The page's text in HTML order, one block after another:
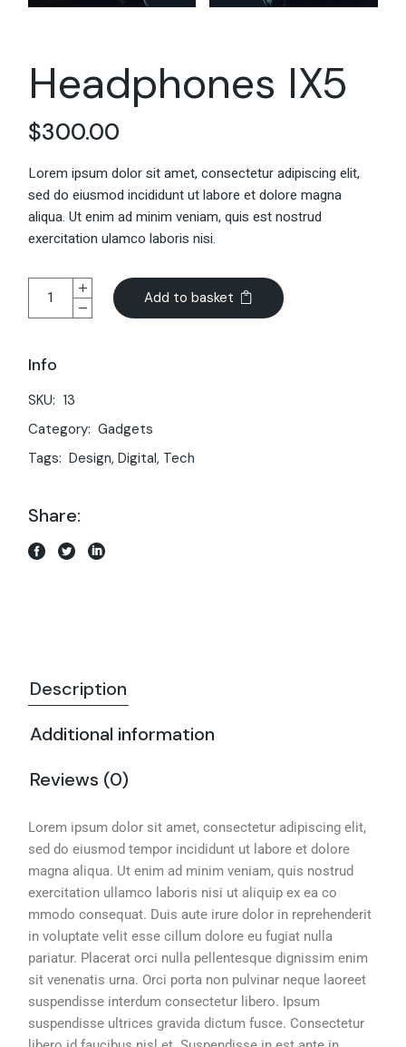
Headphones IX5
$300.00
Lorem ipsum dolor sit amet, consectetur adipiscing elit,
sed do eiusmod incididunt ut labore et dolore magna
aliqua. Ut enim ad minim veniam, quis est nostrud
exercitation ulamco laboris nisi.
Add to basket
Info
SKU: 13
Category: Gadgets
Tags: Design,Digital, Tech
Share:
Description
Additional information
Reviews (0)
Lorem ipsum dolor sit amet, consectetur adipiscing elit,
sed do eiusmod tempor incididunt ut labore et dolore
magna aliqua. Ut enim ad minim veniam, quis nostrud
exercitation ullamco laboris nisi ut aliquip ex ea co
mmodo consequat. Duis aute irure dolor in reprehenderit
in voluptate velit esse cillum dolore eu fugiat nulla
pariatur. Placerat orci nulla pellentesque dignissim enim
sit venenatis urna. Orci porta non pulvinar neque laoreet
suspendisse interdum consectetur libero. Ipsum
suspendisse ultrices gravida dictum fusce. Consectetur